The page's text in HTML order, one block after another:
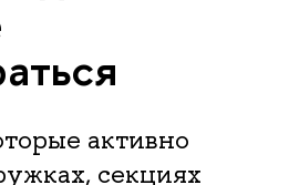
активно
секциях